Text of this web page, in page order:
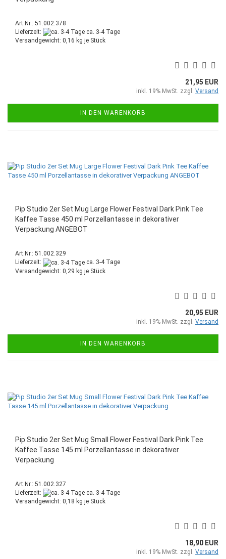
Art.Nr.: 51.002.378
Lieferzeit:
ca. 3-4 Tage
Versandgewicht: 0,16 kg je Stück
21,95 EUR
inkl. 19% MwSt. zzgl. Versand
IN DEN WARENKORB
Pip Studio 2er Set Mug Large Flower Festival Dark Pink Tee
Kaffee Tasse 450 ml Porzellantasse in dekorativer
Verpackung ANGEBOT
Art.Nr.: 51.002.329
Lieferzeit:
ca. 3-4 Tage
Versandgewicht: 0,29 kg je Stück
20,95 EUR
inkl. 19% MwSt. zzgl. Versand
IN DEN WARENKORB
Pip Studio 2er Set Mug Small Flower Festival Dark Pink Tee
Kaffee Tasse 145 ml Porzellantasse in dekorativer
Verpackung
Art.Nr.: 51.002.327
Lieferzeit:
ca. 3-4 Tage
Versandgewicht: 0,18 kg je Stück
18,90 EUR
inkl. 19% MwSt. zzgl. Versand